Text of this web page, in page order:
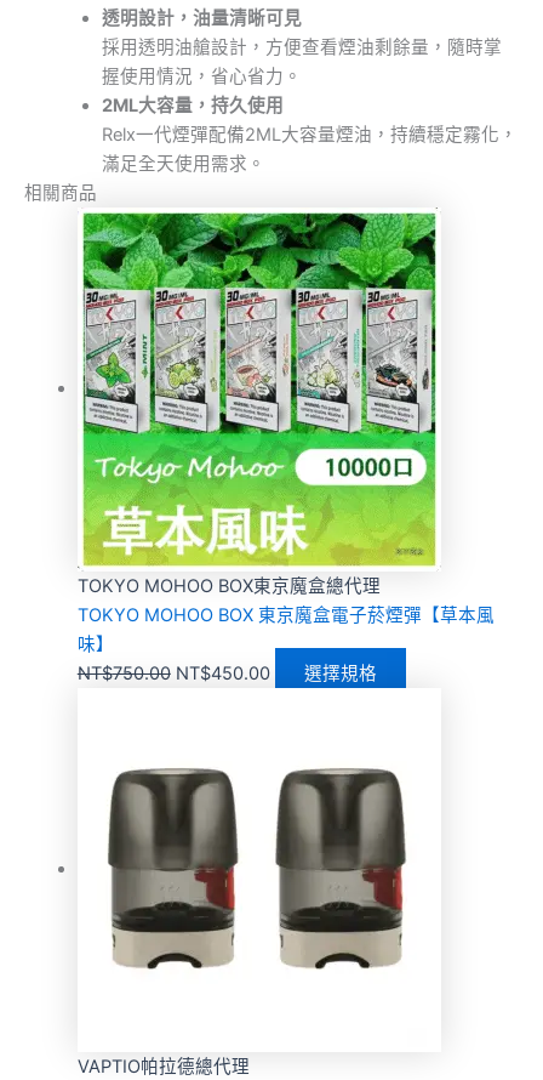
透明設計，油量清晰可見
採用透明油艙設計，方便查看煙油剩餘量，隨時掌
握使用情況，省心省力。
2ML大容量，持久使用
Relx一代煙彈配備2ML大容量煙油，持續穩定霧化，
滿足全天使用需求。
相關商品
TOKYO MOHOO BOX東京魔盒總代理
TOKYO MOHOO BOX 東京魔盒電子菸煙彈【草本風
味】
NT$750.00 NT$450.00 選擇規格
VAPTIO帕拉德總代理